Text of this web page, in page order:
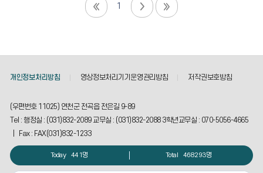
1
개인정보처리방침 영상정보처리기기운영관리방침 저작권보호방침
(우편번호 11025) 연천군 전곡읍 전은길 9-89
Tel : 행정실 : (031)832-2089 교무실 : (031)832-2088 3학년교무실 : 070-5056-4665
| Fax : FAX(031)832-1233
Today 441명 Total 468293명